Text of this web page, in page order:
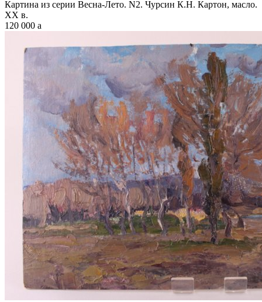
Картина из серии Весна-Лето. N2. Чурсин К.Н. Картон, масло.
XX в.
120 000 a